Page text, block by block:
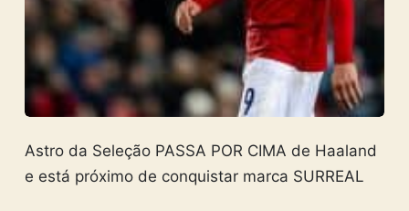
Astro da Seleção PASSA POR CIMA de Haaland
e está próximo de conquistar marca SURREAL